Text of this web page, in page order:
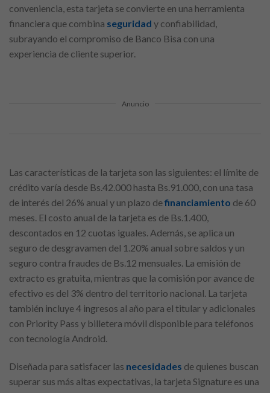
conveniencia, esta tarjeta se convierte en una herramienta
financiera que combina seguridad y confiabilidad,
subrayando el compromiso de Banco Bisa con una
experiencia de cliente superior.
Anuncio
Las características de la tarjeta son las siguientes: el límite de
crédito varía desde Bs.42.000 hasta Bs.91.000, con una tasa
de interés del 26% anual y un plazo definanciamiento de 60
meses. El costo anual de la tarjeta es de Bs.1.400,
descontados en 12 cuotas iguales. Además, se aplica un
seguro de desgravamen del 1.20% anual sobre saldos y un
seguro contra fraudes de Bs.12 mensuales. La emisión de
extracto es gratuita, mientras que la comisión por avance de
efectivo es del 3% dentro del territorio nacional. La tarjeta
también incluye 4 ingresos al año para el titular y adicionales
con Priority Pass y billetera móvil disponible para teléfonos
con tecnología Android.
Diseñada para satisfacer las necesidades de quienes buscan
superar sus más altas expectativas, la tarjeta Signature es una